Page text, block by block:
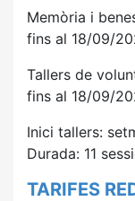
Memòria i
fins al 18/09/
Tallers de
fins al 18/09/
Inici tallers:
Durada: 11
TARIFES